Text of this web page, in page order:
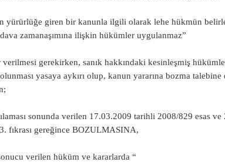
yürürlüğe giren bir kanunla ilgili olarak lehe hükmün
zamanaşımına ilişkin hükümler uygulanmaz”
gerekirken, sanık hakkındaki kesinleşmiş
yasaya aykırı olup, kanun yararına bozma
sonunda verilen 17.03.2009 tarihli 2008/829 esas
fıkrası gereğince BOZULMASINA,
verilen hüküm ve kararlarda “